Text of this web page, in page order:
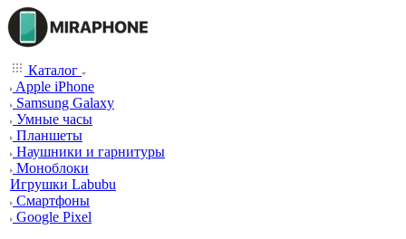
Каталог
Apple iPhone
Samsung Galaxy
Умные часы
Планшеты
Наушники и гарнитуры
Моноблоки
Игрушки Labubu
Смартфоны
Google Pixel